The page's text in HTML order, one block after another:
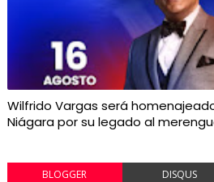
Wilfrido Vargas será
Niágara por su legado al
BLOGGER DISQUS